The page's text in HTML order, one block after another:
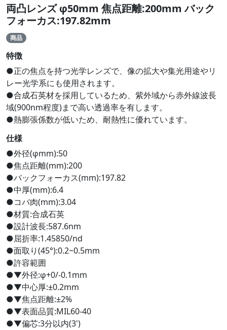
両凸レンズ φ50mm 焦点距離:200mm バック
フォーカス:197.82mm
商品
特徴
●正の焦点を持つ光学レンズで、像の拡大や集光用途やリ
レー光学系にも使用されます。
●合成石英材を採用しているため、紫外域から赤外線波長
域(900nm程度)まで高い透過率を有します。
●熱膨張係数が低いため、耐熱性に優れています。
仕様
●外径(φmm):50
●焦点距離(mm):200
●バックフォーカス(mm):197.82
●中厚(mm):6.4
●コバ肉(mm):3.04
●材質:合成石英
●設計波長:587.6nm
●屈折率:1.45850/nd
●面取り(45°):0.2~0.5mm
●許容範囲
●▼外径:φ+0/-0.1mm
●▼中心厚:±0.2mm
●▼焦点距離:±2%
●▼表面品質:MIL60-40
●▼偏芯:3分以内(3')